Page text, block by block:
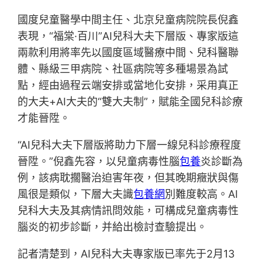
國度兒童醫學中間主任、北京兒童病院院長倪鑫
表現，“福棠·百川”AI兒科大夫下層版、專家版這
兩款利用將率先以國度區域醫療中間、兒科醫聯
體、縣級三甲病院、社區病院等多種場景為試
點，經由過程云端安排或當地化安排，采用真正
的大夫+AI大夫的“雙大夫制”，賦能全國兒科診療
才能晉陞。
“AI兒科大夫下層版將助力下層一線兒科診療程度
晉陞。”倪鑫先容，以兒童病毒性腦包養炎診斷為
例，該病耽擱醫治迫害年夜，但其晚期癥狀與傷
風很是類似，下層大夫識包養網別難度較高。AI
兒科大夫及其病情訊問效能，可構成兒童病毒性
腦炎的初步診斷，并給出檢討查驗提出。
記者清楚到，AI兒科大夫專家版已率先于2月13